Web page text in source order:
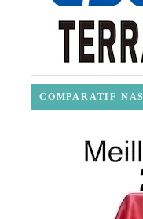
COMPARATIF NAS